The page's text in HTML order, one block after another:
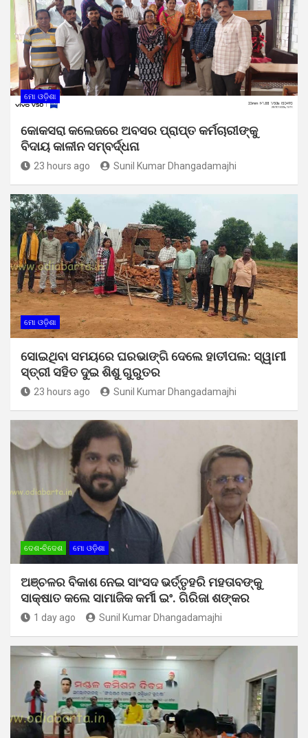
ମୋ ଓଡ଼ିଶା
କୋକସରା କଲେଜରେ ଅବସର ପ୍ରାପ୍ତ କର୍ମଚାରୀଙ୍କୁ
ବିଦାୟ କାଳୀନ ସମ୍ବର୍ଦ୍ଧନା
23 hours ago Sunil Kumar Dhangadamajhi
ମୋ ଓଡ଼ିଶା
ସୋଇଥିବା ସମୟରେ ଘରଭାଙ୍ଗି ଦେଲେ ହାତୀପଲ: ସ୍ୱାମୀ
ସ୍ତ୍ରୀ ସହିତ ଦୁଇ ଶିଶୁ ଗୁରୁତର
23 hours ago Sunil Kumar Dhangadamajhi
ଦେଶ-ବିଦେଶ ମୋ ଓଡ଼ିଶା
ଅଞ୍ଚଳର ବିକାଶ ନେଇ ସାଂସଦ ଭର୍ତ୍ତୃହରି ମହତାବଙ୍କୁ
ସାକ୍ଷାତ କଲେ ସାମାଜିକ କର୍ମୀ ଇଂ. ଗିରିଜା ଶଙ୍କର
1 day ago Sunil Kumar Dhangadamajhi